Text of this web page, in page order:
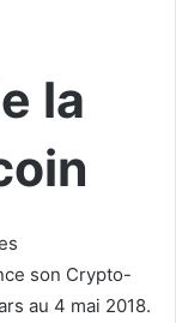
la
son Crypto-
au 4 mai 2018.